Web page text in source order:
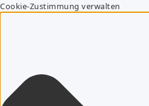
Cookie-Zustimmung verwalten